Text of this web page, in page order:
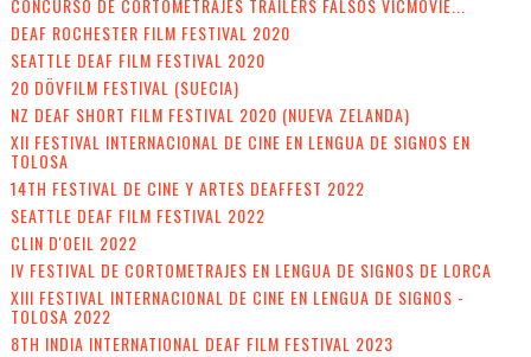
CONCURSO DE CORTOMETRAJES TRAILERS FALSOS VICMOVIE...
DEAF ROCHESTER FILM FESTIVAL 2020
SEATTLE DEAF FILM FESTIVAL 2020
20 DÖVFILM FESTIVAL (SUECIA)
NZ DEAF SHORT FILM FESTIVAL 2020 (NUEVA ZELANDA)
XII FESTIVAL INTERNACIONAL DE CINE EN LENGUA DE SIGNOS EN
TOLOSA
14TH FESTIVAL DE CINE Y ARTES DEAFFEST 2022
SEATTLE DEAF FILM FESTIVAL 2022
CLIN D'OEIL 2022
IV FESTIVAL DE CORTOMETRAJES EN LENGUA DE SIGNOS DE LORCA
XIII FESTIVAL INTERNACIONAL DE CINE EN LENGUA DE SIGNOS -
TOLOSA 2022
8TH INDIA INTERNATIONAL DEAF FILM FESTIVAL 2023